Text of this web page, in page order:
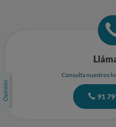
Consulta nuestros
91